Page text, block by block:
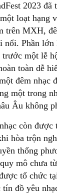
2023 đã
loạt hạng
trên MXH,
nổi. Phần
một lễ
toàn dễ
đêm nhạc
một trong
Âu không
còn
hòa trộn
thống
mô chưa
tổ chức
tín đồ yêu